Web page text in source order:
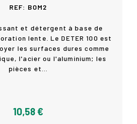
Acheter
REF: BOM2
et détergent à base de
lente. Le DETER 100 est
les surfaces dures comme
l'acier ou l'aluminium; les
pièces et...
10,58 €